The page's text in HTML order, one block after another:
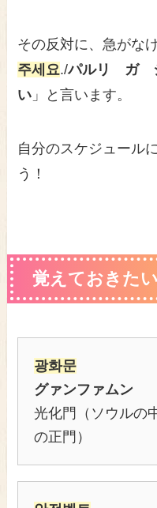
その反対に、急がな
주세요./パルリ ガ
い 」と言います。
自分のスケジュール
う！
覚えておきた
광화문
グァンファムン
光化門（ソウルの
の正門）